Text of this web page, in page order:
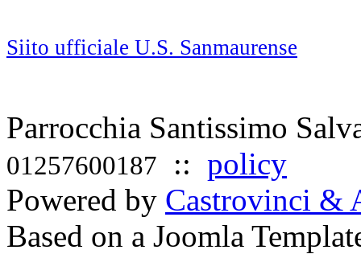
Siito ufficiale U.S. Sanmaurense
Parrocchia Santissimo
01257600187 :: policy
Powered by Castrovinci &
Based on a Joomla